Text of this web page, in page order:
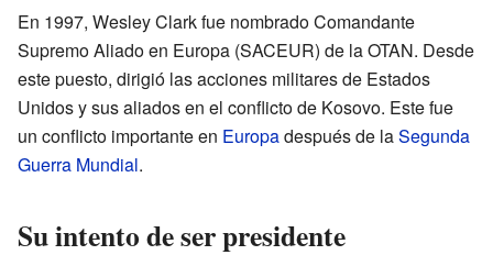
En 1997, Wesley Clark fue nombrado Comandante
Supremo Aliado en Europa (SACEUR) de la OTAN. Desde
este puesto, dirigió las acciones militares de Estados
Unidos y sus aliados en el conflicto de Kosovo. Este fue
un conflicto importante en Europadespués de laSegunda
Guerra Mundial.
Su intento de ser presidente